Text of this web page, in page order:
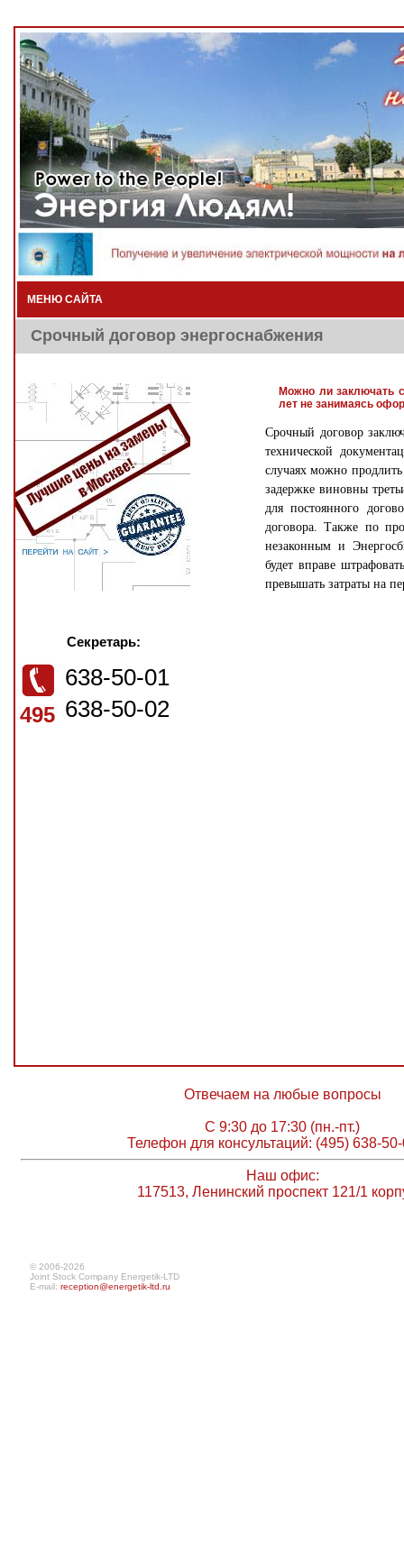
МЕНЮ САЙТА
Срочный договор энергоснабжения
Секретарь:
495
638-50-01
638-50-02
Можно ли заключать
лет не занимаясь
Срочный договор
технической
случаях можно продлить
задержке виновны
для постоянного
договора. Также по
незаконным и
будет вправе
превышать затраты на
Отвечаем на любые вопросы
С 9:30 до 17:30 (пн.-пт.)
Телефон для консультаций: (495) 638-
Наш офис:
117513, Ленинский проспект 121/1
© 2006-2026
Joint Stock Company Energetik-LTD
E-mail: reception@energetik-ltd.ru